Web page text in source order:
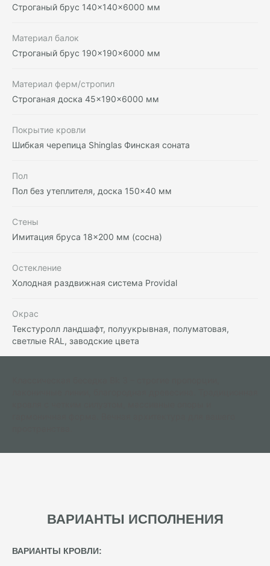
Строганый брус 140×140×6000 мм
Материал балок
Строганый брус 190×190×6000 мм
Материал ферм/стропил
Строганая доска 45×190×6000 мм
Покрытие кровли
Шибкая черепица Shinglas Финская соната
Пол
Пол без утеплителя, доска 150×40 мм
Стены
Имитация бруса 18×200 мм (сосна)
Остекление
Холодная раздвижная система Providal
Окрас
Текстуролл ландшафт, полуукрывная, полуматовая,
светлые RAL, заводские цвета
ВАРИАНТЫ ИСПОЛНЕНИЯ
ВАРИАНТЫ КРОВЛИ: